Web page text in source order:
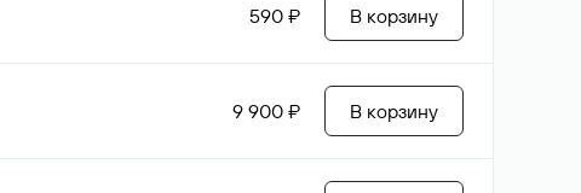
590 ₽ В корзину
9 900 ₽ В корзину